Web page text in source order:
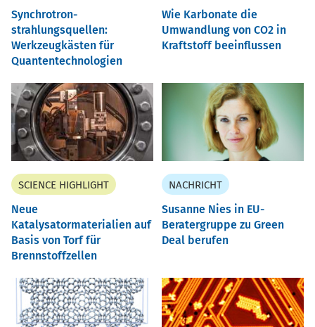
Synchrotron-
strahlungsquellen:
Werkzeugkästen für
Quantentechnologien
Wie Karbonate die
Umwandlung von CO2 in
Kraftstoff beeinflussen
SCIENCE HIGHLIGHT
Neue
Katalysatormaterialien auf
Basis von Torf für
Brennstoffzellen
NACHRICHT
Susanne Nies in EU-
Beratergruppe zu Green
Deal berufen